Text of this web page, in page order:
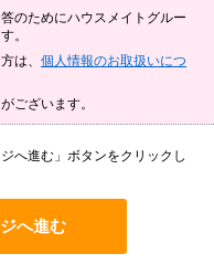
のためにハウスメイトグルー
。
は、 個人情報のお取扱いにつ
ございます。
へ進む」ボタンをクリックし